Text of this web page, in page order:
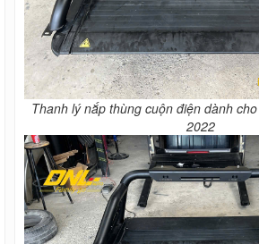
Thanh lý nắp thùng cuộn điện dành
2022